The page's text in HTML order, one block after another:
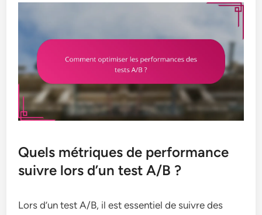
Quels métriques de performance
suivre lors d’un test A/B ?
Lors d’un test A/B, il est essentiel de suivre des